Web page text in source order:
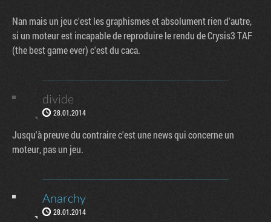
Nan mais un jeu c'est les graphismes et absolument rien d'autre,
si un moteur est incapable de reproduire le rendu de Crysis3 TAF
(the best game ever) c'est du caca.
divide
28.01.2014
Jusqu'à preuve du contraire c'est une news qui concerne un
moteur, pas un jeu.
Anarchy
28.01.2014